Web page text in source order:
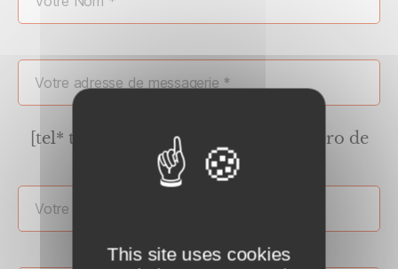
[tel* tel-685 placeholder Votre numéro de
téléphone *]
This site uses cookies